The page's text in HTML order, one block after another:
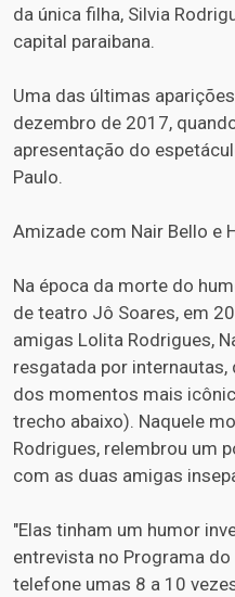
da única filha, Silvia
capital paraibana.
Uma das últimas
dezembro de 2017,
apresentação do
Paulo.
Amizade com Nair Bello e
Na época da morte do
de teatro Jô Soares, em
amigas Lolita Rodrigues,
resgatada por
dos momentos mais
trecho abaixo). Naquele
Rodrigues, relembrou um
com as duas amigas
"Elas tinham um humor
entrevista no Programa
telefone umas 8 a 10